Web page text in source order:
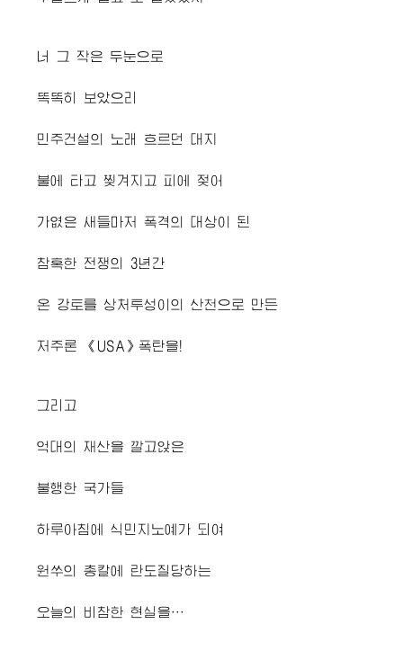
너 그 작은 두눈으로
똑똑히 보았으리
민주건설의 노래 흐르던 대지
불에 타고 찢겨지고 피에 젖어
가엾은 새들마저 폭격의 대상이 된
참혹한 전쟁의 3년간
온 강토를 상처투성이의 산천으로 만든
저주론 《USA》폭탄을!
그리고
억대의 재산을 깔고앉은
불행한 국가들
하루아침에 식민지노예가 되여
원쑤의 총칼에 란도질당하는
오늘의 비참한 현실을…